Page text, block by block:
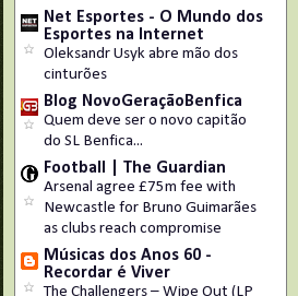
Net Esportes - O Mundo dos
Esportes na Internet
Oleksandr Usyk abre mão dos
cinturões
Blog NovoGeraçãoBenfica
Quem deve ser o novo capitão
do SL Benfica...
Football | The Guardian
Arsenal agree £75m fee with
Newcastle for Bruno Guimarães
as clubs reach compromise
Músicas dos Anos 60 -
Recordar é Viver
The Challengers – Wipe Out (LP